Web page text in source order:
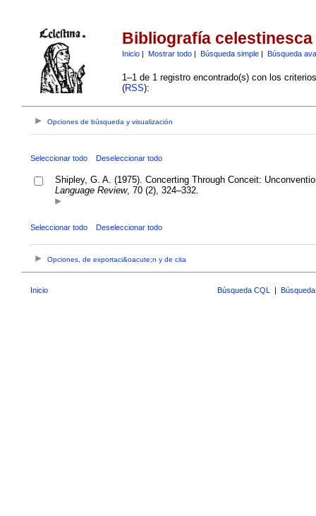
Bibliografía celestinesca
Inicio| Mostrar todo| Búsqueda simple| Búsqueda
1–1 de 1 registro encontrado(s) con los
(RSS):
Opciones de búsqueda y visualización
Seleccionar todo Deseleccionar todo
Shipley, G. A. (1975). Concerting Through Conceit:
Language Review, 70 (2), 324–332.
Seleccionar todo Deseleccionar todo
Opciones, de exportaci&oacute;n y de cita
Inicio Búsqueda CQL |